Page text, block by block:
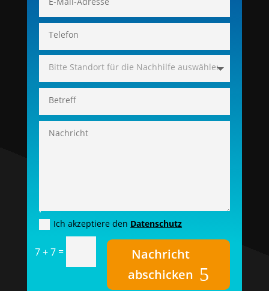
.
Ich akzeptiere den Datenschutz
7 + 7 =
Nachricht
abschicken